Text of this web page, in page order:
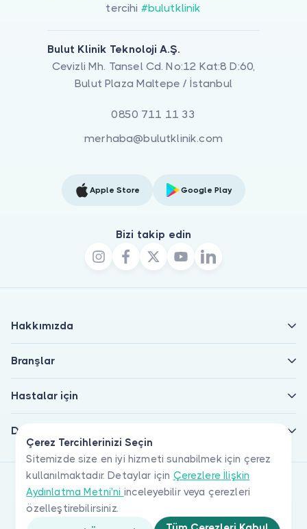
Çerez Tercihlerinizi Seçin
Sitemizde size en iyi hizmeti sunabilmek için çerez
kullanılmaktadır. Detaylar için Çerezlere İlişkin
Aydınlatma Metni'ni inceleyebilir veya çerezleri
özelleştirebilirsiniz.
tercihi #bulutklinik
Bulut Klinik Teknoloji A.Ş.
Cevizli Mh. Tansel Cd. No:12 Kat:8 D:60,
Bulut Plaza Maltepe / İstanbul
0850 711 11 33
merhaba@bulutklinik.com
Apple Store Google Play
Bizi takip edin
Hakkımızda
Branşlar
Hastalar için
Doktorlar için